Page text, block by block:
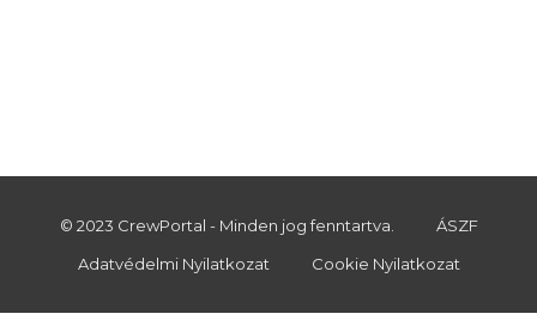
© 2023 CrewPortal - Minden jog fenntartva.
ÁSZF
Adatvédelmi Nyilatkozat
Cookie Nyilatkozat